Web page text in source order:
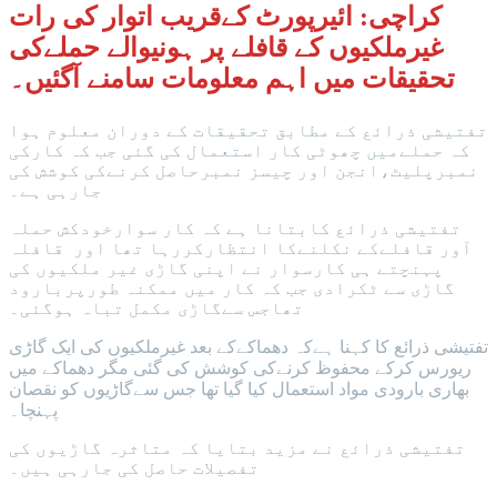
کراچی: ائیرپورٹ کےقریب اتوار کی رات
غیرملکیوں کے قافلے پر ہونیوالے حملےکی
تحقیقات میں اہم معلومات سامنے آگئیں۔
تفتیشی ذرائع کے مطابق تحقیقات کے دوران معلوم ہوا
کہ حملےمیں چھوٹی کار استعمال کی گئی جب کہ کارکی
نمبرپلیٹ،انجن اور چیسز نمبرحاصل کرنےکی کوشش کی
تفتیشی ذرائع کابتانا ہے کہ کار سوارخودکش حملہ
آور قافلےکے نکلنےکا انتظارکررہا تھا اور قافلہ
پہنچتے ہی کارسوار نے اپنی گاڑی غیر ملکیوں کی
گاڑی سے ٹکرادی جب کہ کار میں ممکنہ طورپربارود
تفتیشی ذرائع کا کہنا ہےکہ دھماکےکے بعد غیرملکیوں کی ایک گاڑی
ریورس کرکے محفوظ کرنےکی کوشش کی گئی مگر دھماکے میں
بھاری بارودی مواد استعمال کیا گیا تھا جس سےگاڑیوں کو نقصان
تفتیشی ذرائع نے مزید بتایا کہ متاثرہ گاڑیوں کی